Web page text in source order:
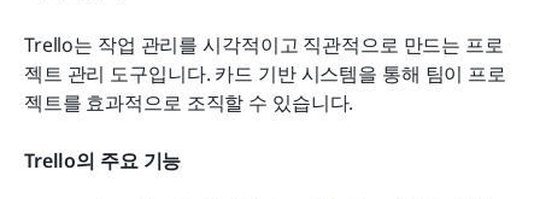
Trello는 작업 관리를 시각적이고 직관적으로 만드는 프로
젝트 관리 도구입니다. 카드 기반 시스템을 통해 팀이 프로
젝트를 효과적으로 조직할 수 있습니다.
Trello의 주요 기능